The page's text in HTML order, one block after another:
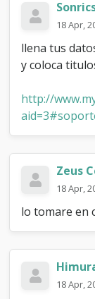
18 Apr,
llena tus
y coloca
http://
Zeus
18 Apr,
lo tomare en
18 Apr,